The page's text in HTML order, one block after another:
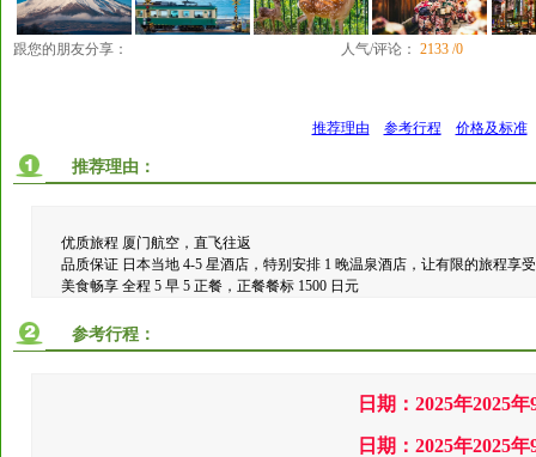
跟您的朋友分享： 人气/评论： 2133 /0
推荐理由 参考行程 价格及标准
推荐理由：
优质旅程 厦门航空，直飞往返
品质保证 日本当地 4-5 星酒店，特别安排 1 晚温泉酒店，让有限的旅程享
美食畅享 全程 5 早 5 正餐，正餐餐标 1500 日元
参考行程：
日期：2025年2025
日期：2025年2025